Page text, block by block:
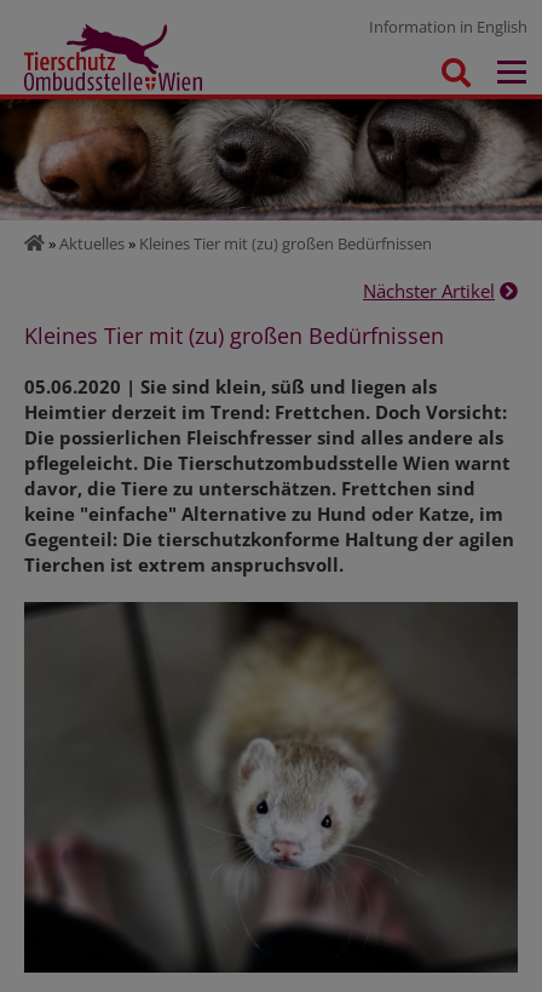
Information in English
»Aktuelles» Kleines Tier mit (zu) großen Bedürfnissen
Nächster Artikel
Kleines Tier mit (zu) großen Bedürfnissen
05.06.2020 | Sie sind klein, süß und liegen als
Heimtier derzeit im Trend: Frettchen. Doch Vorsicht:
Die possierlichen Fleischfresser sind alles andere als
pflegeleicht. Die Tierschutzombudsstelle Wien warnt
davor, die Tiere zu unterschätzen. Frettchen sind
keine "einfache" Alternative zu Hund oder Katze, im
Gegenteil: Die tierschutzkonforme Haltung der agilen
Tierchen ist extrem anspruchsvoll.